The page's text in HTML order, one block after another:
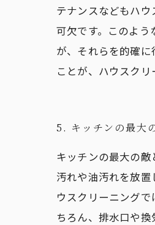
テナンスなどもハ
可欠です。このよ
が、それらを的確
ことが、ハウスクリ
5. キッチンの最大
キッチンの最大の
汚れや油汚れを放
ウスクリーニング
ちろん、排水口や